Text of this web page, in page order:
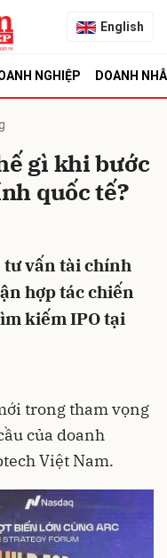
English
NGHIỆP DOANH
gì khi bước
quốc tế?
tư vấn tài chính
hợp tác chiến
kiếm IPO tại
trong tham vọng
của doanh
Việt Nam.
Hủy